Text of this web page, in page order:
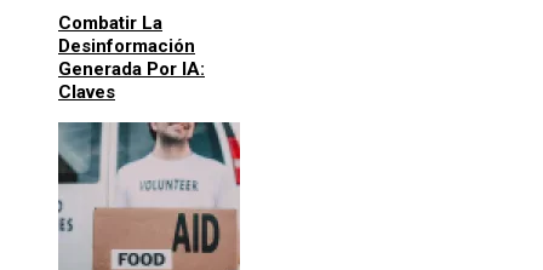
Combatir La
Desinformación
Generada Por IA:
Claves